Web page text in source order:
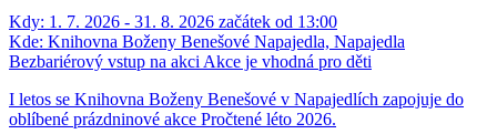
Kdy: 1. 7. 2026 - 31. 8. 2026 začátek od 13:00
Kde: Knihovna Boženy Benešové Napajedla, Napajedla
Bezbariérový vstup na akci Akce je vhodná pro děti
I letos se Knihovna Boženy Benešové v Napajedlích zapojuje do
oblíbené prázdninové akce Pročtené léto 2026.